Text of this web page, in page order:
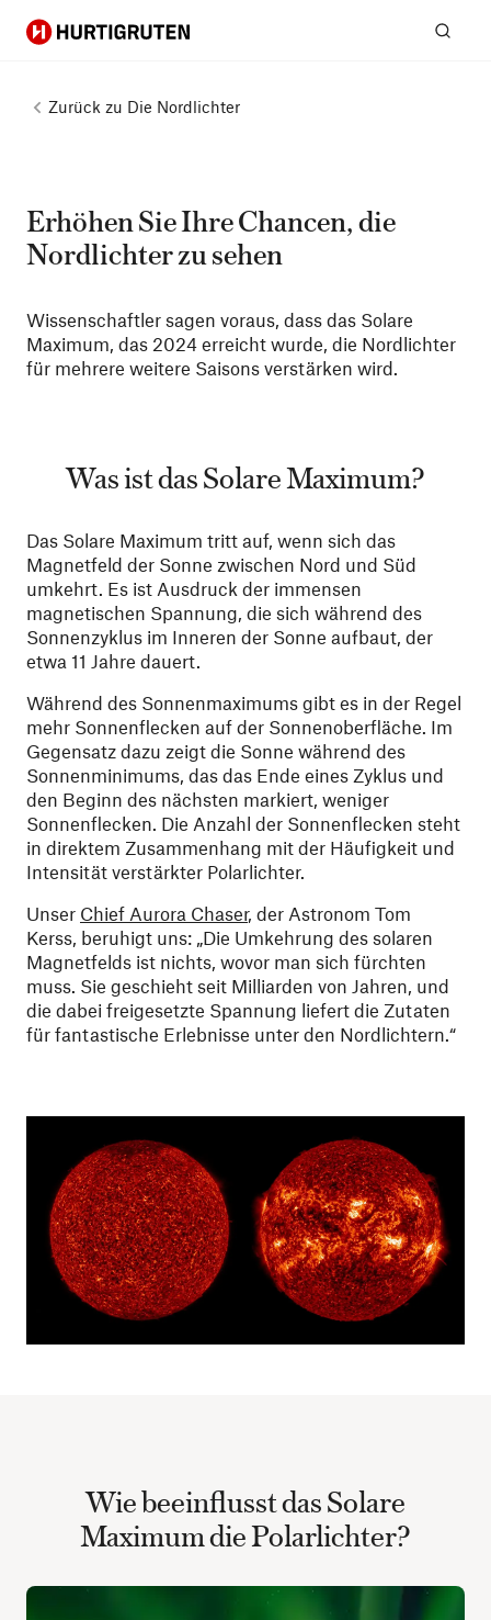
Hurtigruten
Zurück zu Die Nordlichter
Erhöhen Sie Ihre Chancen, die
Nordlichter zu sehen
Wissenschaftler sagen voraus, dass das Solare
Maximum, das 2024 erreicht wurde, die Nordlichter
für mehrere weitere Saisons verstärken wird.
Was ist das Solare Maximum?
Das Solare Maximum tritt auf, wenn sich das
Magnetfeld der Sonne zwischen Nord und Süd
umkehrt. Es ist Ausdruck der immensen
magnetischen Spannung, die sich während des
Sonnenzyklus im Inneren der Sonne aufbaut, der
etwa 11 Jahre dauert.
Während des Sonnenmaximums gibt es in der Regel
mehr Sonnenflecken auf der Sonnenoberfläche. Im
Gegensatz dazu zeigt die Sonne während des
Sonnenminimums, das das Ende eines Zyklus und
den Beginn des nächsten markiert, weniger
Sonnenflecken. Die Anzahl der Sonnenflecken steht
in direktem Zusammenhang mit der Häufigkeit und
Intensität verstärkter Polarlichter.
Unser Chief Aurora Chaser, der Astronom Tom
Kerss, beruhigt uns: „Die Umkehrung des solaren
Magnetfelds ist nichts, wovor man sich fürchten
muss. Sie geschieht seit Milliarden von Jahren, und
die dabei freigesetzte Spannung liefert die Zutaten
für fantastische Erlebnisse unter den Nordlichtern.“
Wie beeinflusst das Solare
Maximum die Polarlichter?